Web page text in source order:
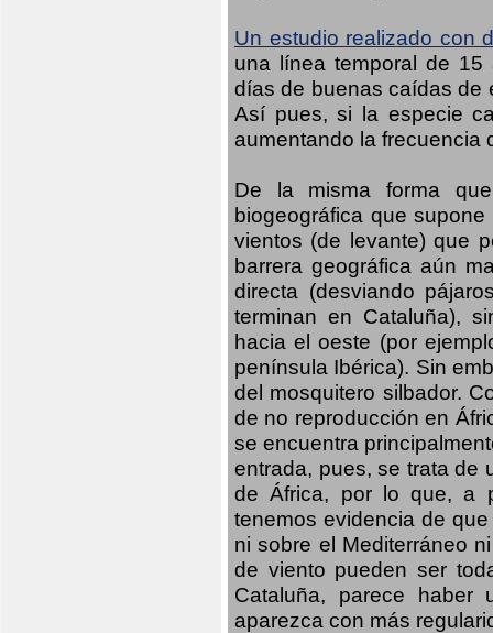
Un estudio realizado con
una línea temporal de 15
días de buenas caídas de
Así pues, si la especie
aumentando la frecuencia
De la misma forma
biogeográfica que
vientos (de levante) que
barrera geográfica aún
directa (desviando
terminan en Cataluña),
hacia el oeste (por
península Ibérica). Sin
del mosquitero silbador.
de no reproducción en
se encuentra
entrada, pues, se trata de
de África, por lo que, a
tenemos evidencia de
ni sobre el Mediterráneo
de viento pueden ser
Cataluña, parece
aparezca con más